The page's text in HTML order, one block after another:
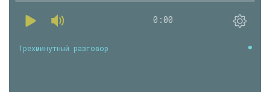
0:00
Трехминутный разговор